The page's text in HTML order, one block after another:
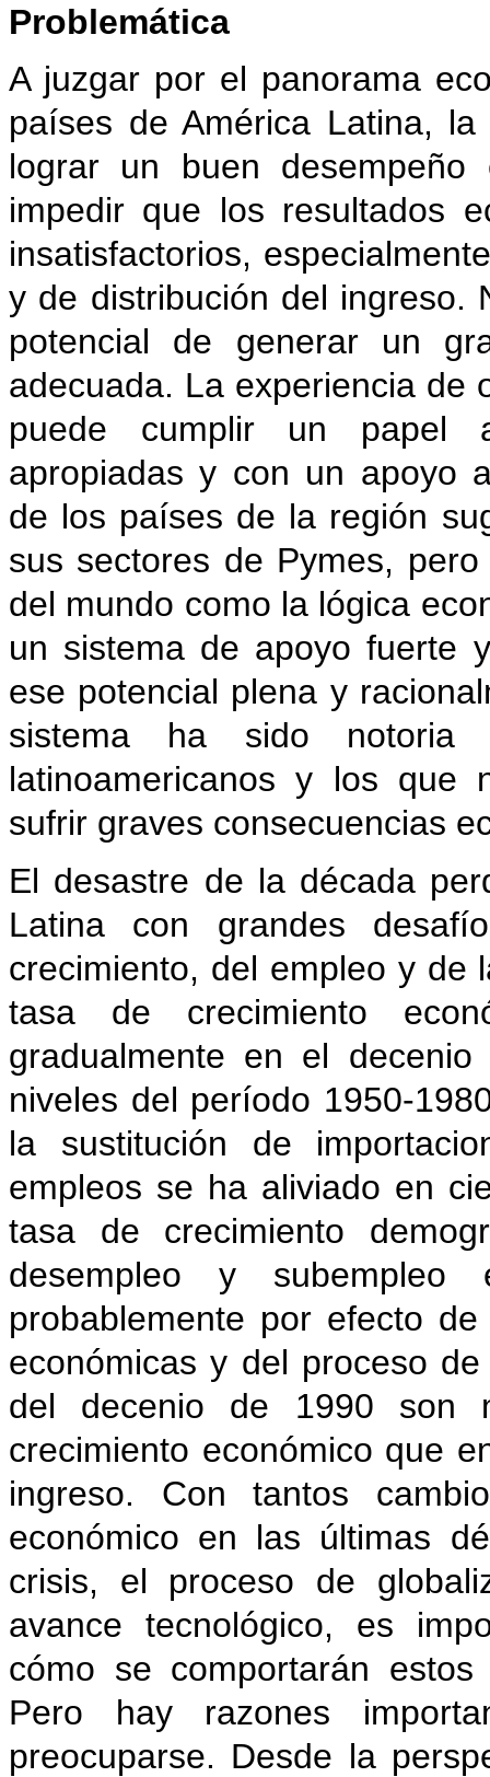
Problemática
A juzgar por el panorama
países de América Latina,
lograr un buen
impedir que los resultados
insatisfactorios,
y de distribución del ingreso.
potencial de generar un
adecuada. La experiencia de
puede cumplir un papel
apropiadas y con un apoyo
de los países de la región
sus sectores de Pymes,
del mundo como la lógica
un sistema de apoyo fuerte
ese potencial plena y
sistema ha sido
latinoamericanos y los que
sufrir graves consecuencias
El desastre de la década
Latina con grandes
crecimiento, del empleo y de
tasa de crecimiento
gradualmente en el
niveles del período 1950-
la sustitución de
empleos se ha aliviado en
tasa de crecimiento
desempleo y
probablemente por efecto
económicas y del proceso
del decenio de 1990 son
crecimiento económico que
ingreso. Con tantos
económico en las últimas
crisis, el proceso de
avance tecnológico, es
cómo se comportarán
Pero hay razones
preocuparse. Desde la